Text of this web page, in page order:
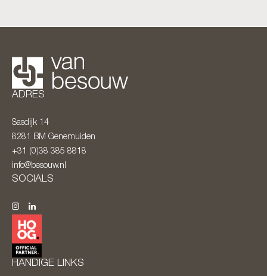
ADRES
Sasdijk 14
8281 BM Genemuiden
+31 (0)38 385 8818
info@besouw.nl
SOCIALS
HANDIGE LINKS